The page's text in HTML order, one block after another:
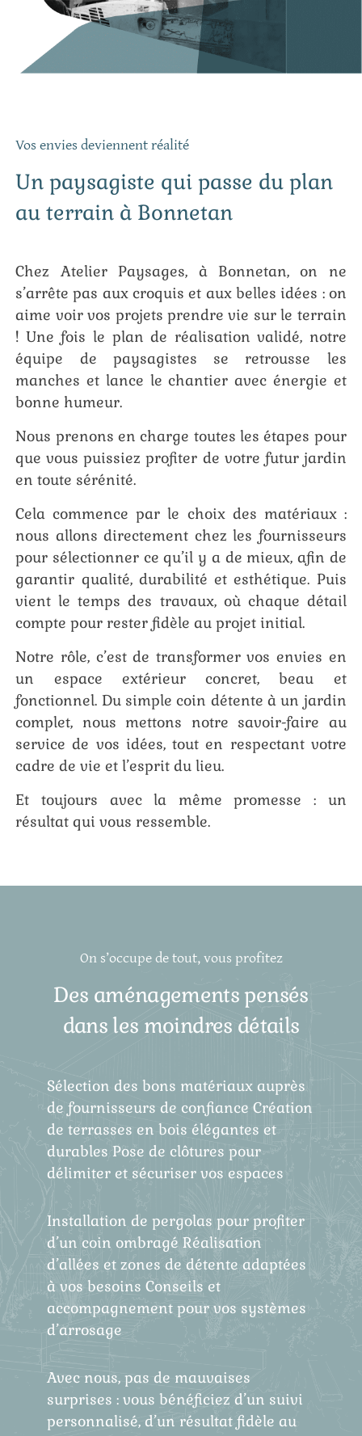
Vos envies deviennent réalité
Un paysagiste qui passe du plan
au terrain à Bonnetan
Chez Atelier Paysages, à Bonnetan, on ne
s’arrête pas aux croquis et aux belles idées : on
aime voir vos projets prendre vie sur le terrain
! Une fois le plan de réalisation validé, notre
équipe de paysagistes se retrousse les
manches et lance le chantier avec énergie et
bonne humeur.
Nous prenons en charge toutes les étapes pour
que vous puissiez profiter de votre futur jardin
en toute sérénité.
Cela commence par le choix des matériaux :
nous allons directement chez les fournisseurs
pour sélectionner ce qu’il y a de mieux, afin de
garantir qualité, durabilité et esthétique. Puis
vient le temps des travaux, où chaque détail
compte pour rester fidèle au projet initial.
Notre rôle, c’est de transformer vos envies en
un espace extérieur concret, beau et
fonctionnel. Du simple coin détente à un jardin
complet, nous mettons notre savoir-faire au
service de vos idées, tout en respectant votre
cadre de vie et l’esprit du lieu.
Et toujours avec la même promesse : un
résultat qui vous ressemble.
On s’occupe de tout, vous profitez
Des aménagements pensés
dans les moindres détails
Sélection des bons matériaux auprès
de fournisseurs de confiance Création
de terrasses en bois élégantes et
durables Pose de clôtures pour
délimiter et sécuriser vos espaces
Installation de pergolas pour profiter
d’un coin ombragé Réalisation
d’allées et zones de détente adaptées
à vos besoins Conseils et
accompagnement pour vos systèmes
d’arrosage
Avec nous, pas de mauvaises
surprises : vous bénéficiez d’un suivi
personnalisé, d’un résultat fidèle au